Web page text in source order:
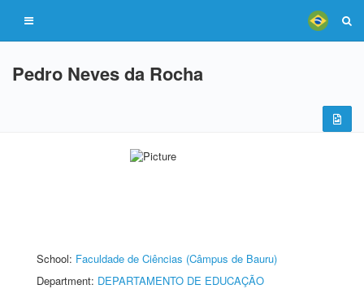
Pedro Neves da Rocha
School: Faculdade de Ciências (Câmpus de Bauru)
Department: DEPARTAMENTO DE EDUCAÇÃO